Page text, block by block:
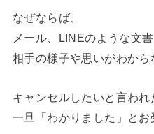
なぜならば、
メール、LINEのような文
相手の様子や思いがわから
キャンセルしたいと言われ
一旦「わかりました」とお